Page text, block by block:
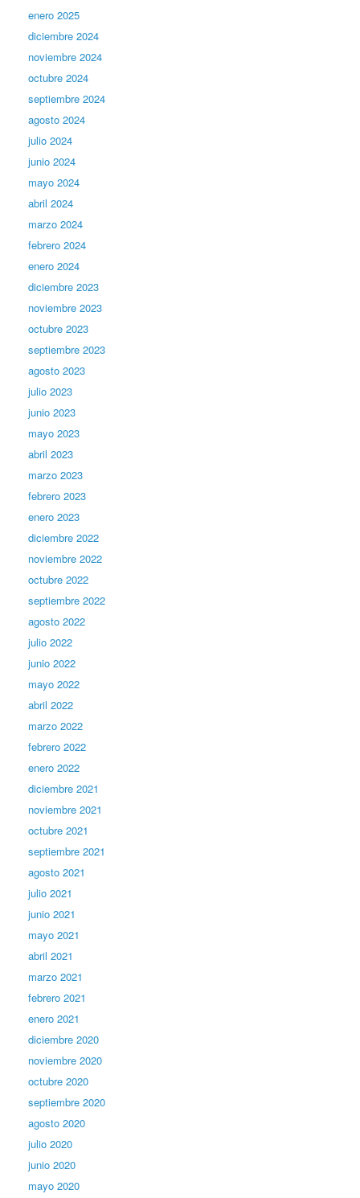
enero 2025
diciembre 2024
noviembre 2024
octubre 2024
septiembre 2024
agosto 2024
julio 2024
junio 2024
mayo 2024
abril 2024
marzo 2024
febrero 2024
enero 2024
diciembre 2023
noviembre 2023
octubre 2023
septiembre 2023
agosto 2023
julio 2023
junio 2023
mayo 2023
abril 2023
marzo 2023
febrero 2023
enero 2023
diciembre 2022
noviembre 2022
octubre 2022
septiembre 2022
agosto 2022
julio 2022
junio 2022
mayo 2022
abril 2022
marzo 2022
febrero 2022
enero 2022
diciembre 2021
noviembre 2021
octubre 2021
septiembre 2021
agosto 2021
julio 2021
junio 2021
mayo 2021
abril 2021
marzo 2021
febrero 2021
enero 2021
diciembre 2020
noviembre 2020
octubre 2020
septiembre 2020
agosto 2020
julio 2020
junio 2020
mayo 2020